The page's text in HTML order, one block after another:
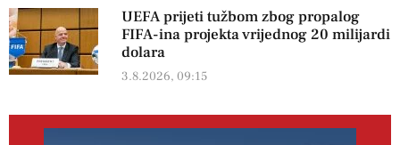
UEFA prijeti tužbom zbog propalog
FIFA-ina projekta vrijednog 20 milijardi
dolara
3.8.2026, 09:15